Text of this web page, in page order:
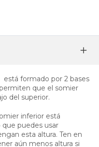
está formado por 2 bases
que el somier
del superior.
inferior está
que puedes usar
esta altura. Ten en
aún menos altura si